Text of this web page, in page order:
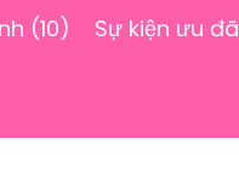
(10) Sự kiện ưu